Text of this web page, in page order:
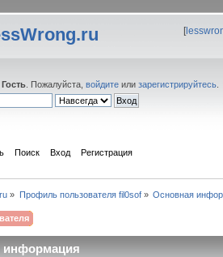
[
Гость . Пожалуйста, войдите или зарегистрируйтесь
Поиск Вход Регистрация
» Профиль пользователя fil0sof» Основная
информация